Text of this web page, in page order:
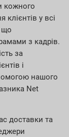
кожного
у всі
що
з кадрів.
за
і
нашого
Net
доставки та